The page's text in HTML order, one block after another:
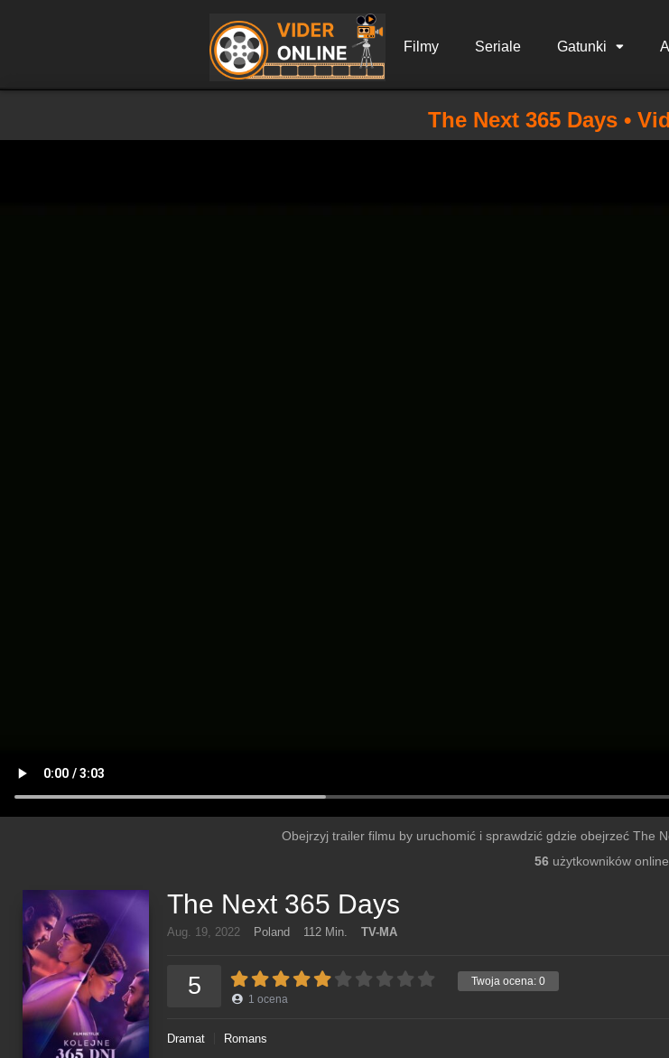
Filmy Seriale Gatunki
The Next 365 Days •
Obejrzyj trailer filmu by uruchomić i sprawdzić gdzie obejrzeć The
56użytkowników online
The Next 365 Days
Aug. 19, 2022 Poland 112 Min. TV-MA
Twoja ocena: 0
5 1 ocena
Dramat Romans